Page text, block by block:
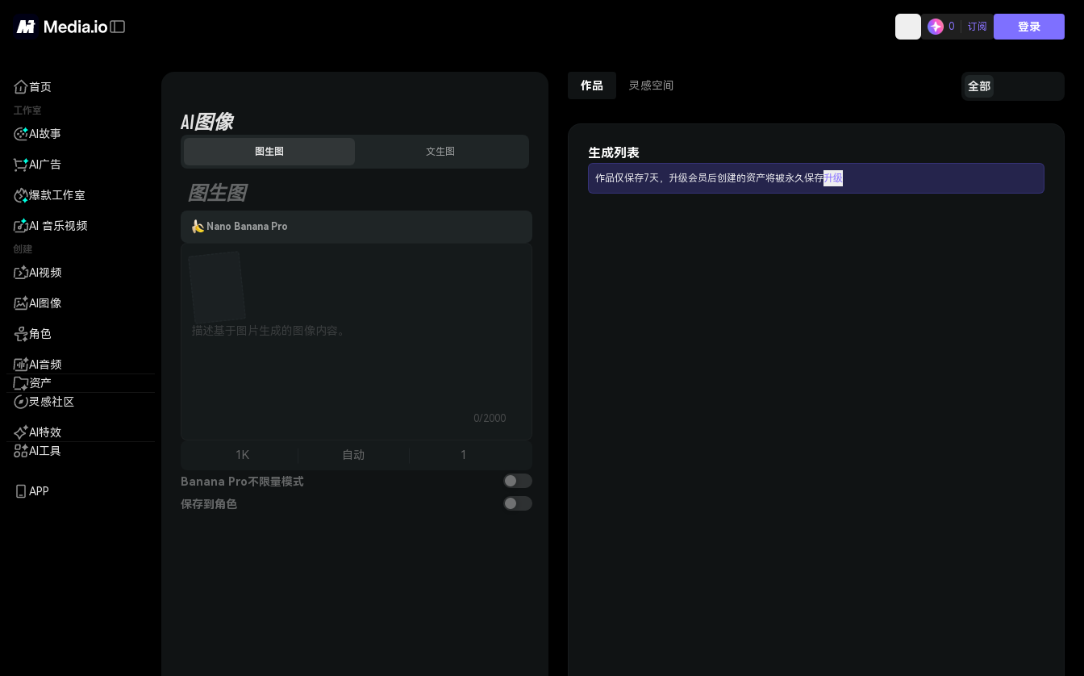
0 订阅 登录
首页
工作室
AI故事
AI广告
爆款工作室
AI 音乐视频
创建
AI视频
AI图像
角色
AI音频
资产
灵感社区
AI特效
AI工具
APP
AI图像
图生图 文生图
图生图
Nano Banana Pro
0/2000
1K 自动 1
Banana Pro不限量模式
保存到角色
作品 灵感空间 全部
生成列表
作品仅保存7天，升级会员后创建的资产将被永久保存升级